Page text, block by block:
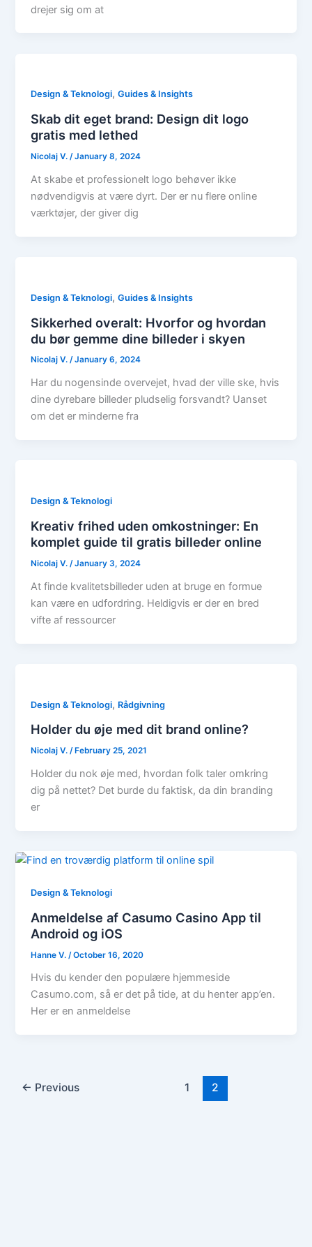
drejer sig om at
Design & Teknologi,Guides & Insights
Skab dit eget brand: Design dit logo
gratis med lethed
Nicolaj V./January 8, 2024
At skabe et professionelt logo behøver ikke
nødvendigvis at være dyrt. Der er nu flere online
værktøjer, der giver dig
Design & Teknologi,Guides & Insights
Sikkerhed overalt: Hvorfor og hvordan
du bør gemme dine billeder i skyen
Nicolaj V./January 6, 2024
Har du nogensinde overvejet, hvad der ville ske, hvis
dine dyrebare billeder pludselig forsvandt? Uanset
om det er minderne fra
Design & Teknologi
Kreativ frihed uden omkostninger: En
komplet guide til gratis billeder online
Nicolaj V./January 3, 2024
At finde kvalitetsbilleder uden at bruge en formue
kan være en udfordring. Heldigvis er der en bred
vifte af ressourcer
Design & Teknologi, Rådgivning
Holder du øje med dit brand online?
Nicolaj V./ February 25, 2021
Holder du nok øje med, hvordan folk taler omkring
dig på nettet? Det burde du faktisk, da din branding
er
Design & Teknologi
Anmeldelse af Casumo Casino App til
Android og iOS
Hanne V. /October 16, 2020
Hvis du kender den populære hjemmeside
Casumo.com, så er det på tide, at du henter app’en.
Her er en anmeldelse
← Previous 1 2